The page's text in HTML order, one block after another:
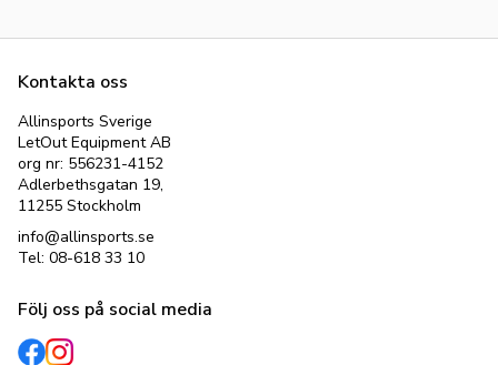
Kontakta oss
Allinsports Sverige
LetOut Equipment AB
org nr: 556231-4152
Adlerbethsgatan 19,
11255 Stockholm
info@allinsports.se
Tel: 08-618 33 10
Följ oss på social media